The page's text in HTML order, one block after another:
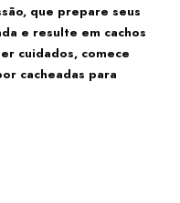
que prepare seus
e resulte em cachos
cuidados, comece
cacheadas para